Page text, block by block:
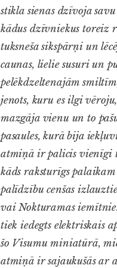
stikla sienas dzīvoja
kādus dzīvniekus toreiz
tuksneša sikspārņi un
caunas, lielie susuri un
pelēkdzeltenajām
jenots, kuru es ilgi
mazgāja vienu un to
pasaules, kurā bija
atmiņā ir palicis vienīgi
kāds raksturīgs
palīdzību cenšas
vai Nokturamas
tiek iedegts elektriskais
šo Visumu miniatūrā,
atmiņā ir sajaukušās ar